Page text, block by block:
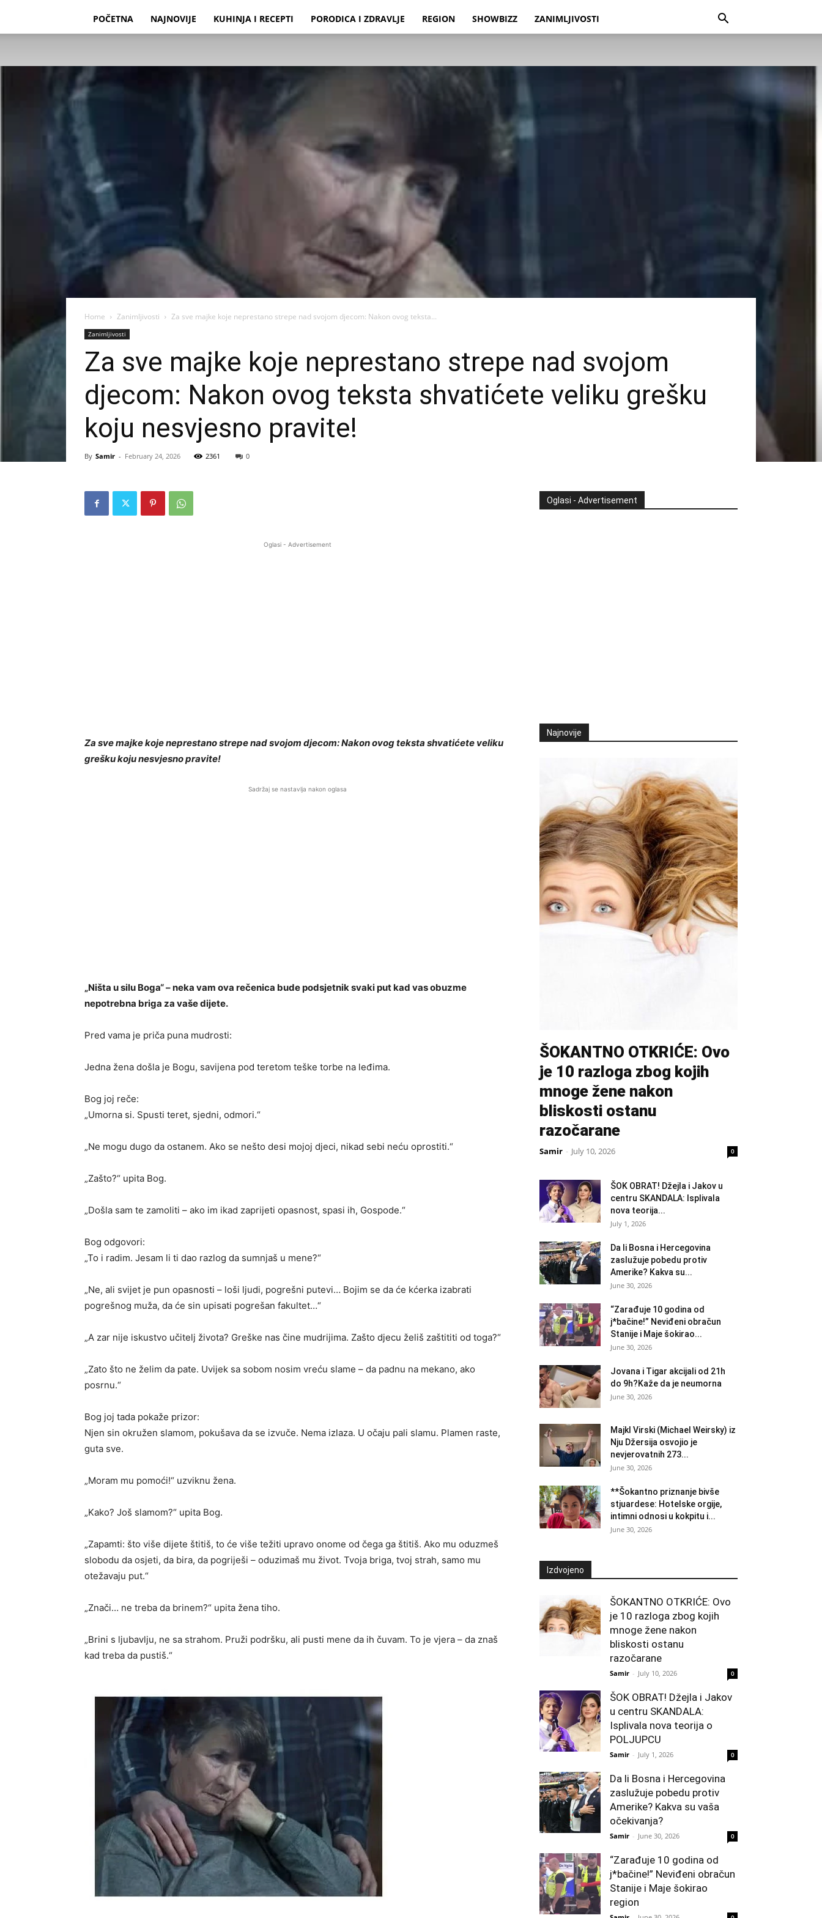
POČETNA NAJNOVIJE KUHINJA I RECEPTI PORODICA I ZDRAVLJE REGION SHOWBIZZ ZANIMLJIVOSTI
Home Zanimljivosti Za sve majke koje neprestano strepe nad svojom djecom: Nakon ovog teksta...
Zanimljivosti
Za sve majke koje neprestano strepe nad svojom
djecom: Nakon ovog teksta shvatićete veliku grešku
koju nesvjesno pravite!
By Samir - February 24, 2026 2361 0
Oglasi - Advertisement
Za sve majke koje neprestano strepe nad svojom djecom: Nakon ovog teksta shvatićete veliku
grešku koju nesvjesno pravite!
Sadržaj se nastavlja nakon oglasa
„Ništa u silu Boga“ – neka vam ova rečenica bude podsjetnik svaki put kad vas obuzme
nepotrebna briga za vaše dijete.
Pred vama je priča puna mudrosti:
Jedna žena došla je Bogu, savijena pod teretom teške torbe na leđima.
Bog joj reče:
„Umorna si. Spusti teret, sjedni, odmori.“
„Ne mogu dugo da ostanem. Ako se nešto desi mojoj djeci, nikad sebi neću oprostiti.“
„Zašto?“ upita Bog.
„Došla sam te zamoliti – ako im ikad zaprijeti opasnost, spasi ih, Gospode.“
Bog odgovori:
„To i radim. Jesam li ti dao razlog da sumnjaš u mene?“
„Ne, ali svijet je pun opasnosti – loši ljudi, pogrešni putevi… Bojim se da će kćerka izabrati
pogrešnog muža, da će sin upisati pogrešan fakultet…“
„A zar nije iskustvo učitelj života? Greške nas čine mudrijima. Zašto djecu želiš zaštititi od toga?“
„Zato što ne želim da pate. Uvijek sa sobom nosim vreću slame – da padnu na mekano, ako
posrnu.“
Bog joj tada pokaže prizor:
Njen sin okružen slamom, pokušava da se izvuče. Nema izlaza. U očaju pali slamu. Plamen raste,
guta sve.
„Moram mu pomoći!“ uzviknu žena.
„Kako? Još slamom?“ upita Bog.
„Zapamti: što više dijete štitiš, to će više težiti upravo onome od čega ga štitiš. Ako mu oduzmeš
slobodu da osjeti, da bira, da pogriješi – oduzimaš mu život. Tvoja briga, tvoj strah, samo mu
otežavaju put.“
„Znači… ne treba da brinem?“ upita žena tiho.
„Brini s ljubavlju, ne sa strahom. Pruži podršku, ali pusti mene da ih čuvam. To je vjera – da znaš
kad treba da pustiš.“
Oglasi - Advertisement
Najnovije
ŠOKANTNO OTKRIĆE: Ovo
je 10 razloga zbog kojih
mnoge žene nakon
bliskosti ostanu
razočarane
Samir - July 10, 2026 0
ŠOK OBRAT! Džejla i Jakov u
centru SKANDALA: Isplivala
nova teorija...
July 1, 2026
Da li Bosna i Hercegovina
zaslužuje pobedu protiv
Amerike? Kakva su...
June 30, 2026
“Zarađuje 10 godina od
j*bačine!” Neviđeni obračun
Stanije i Maje šokirao...
June 30, 2026
Jovana i Tigar akcijali od 21h
do 9h?Kaže da je neumorna
June 30, 2026
Majkl Virski (Michael Weirsky) iz
Nju Džersija osvojio je
nevjerovatnih 273...
June 30, 2026
**Šokantno priznanje bivše
stjuardese: Hotelske orgije,
intimni odnosi u kokpitu i...
June 30, 2026
Izdvojeno
ŠOKANTNO OTKRIĆE: Ovo
je 10 razloga zbog kojih
mnoge žene nakon
bliskosti ostanu
razočarane
Samir - July 10, 2026 0
ŠOK OBRAT! Džejla i Jakov
u centru SKANDALA:
Isplivala nova teorija o
POLJUPCU
Samir - July 1, 2026 0
Da li Bosna i Hercegovina
zaslužuje pobedu protiv
Amerike? Kakva su vaša
očekivanja?
Samir - June 30, 2026 0
“Zarađuje 10 godina od
j*bačine!” Neviđeni obračun
Stanije i Maje šokirao
region